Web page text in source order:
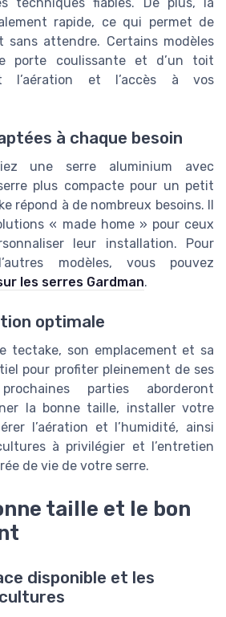
rapide, ce qui permet de
sans attendre. Certains modèles
porte coulissante et d’un toit
l’aération et l’accès à vos
à chaque besoin
une serre aluminium avec
plus compacte pour un petit
répond à de nombreux besoins. Il
« made home » pour ceux
leur installation. Pour
modèles, vous pouvez
les serres Gardman.
optimale
tectake, son emplacement et sa
pour profiter pleinement de ses
parties aborderont
la bonne taille, installer votre
l’aération et l’humidité, ainsi
à privilégier et l’entretien
de vie de votre serre.
taille et le bon
disponible et les